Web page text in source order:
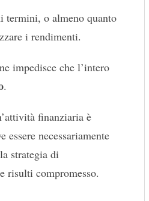
o almeno quanto
i rendimenti.
impedisce che l’intero
.
finanziaria è
necessariamente
strategia di
risulti compromesso.